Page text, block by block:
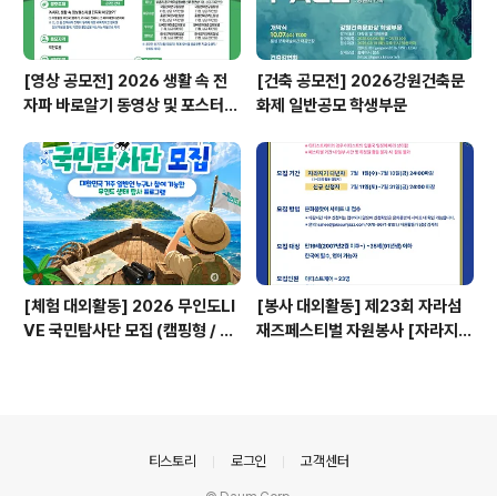
[영상 공모전] 2026 생활 속 전
자파 바로알기 동영상 및 포스터
[건축 공모전] 2026강원건축문
화제 일반공모 학생부문
[체험 대외활동] 2026 무인도LI
VE 국민탐사단 모집 (캠핑형 / 투
[봉사 대외활동] 제23회 자라섬
재즈페스티벌 자원봉사 [자라지
티스토리 로그인 고객센터